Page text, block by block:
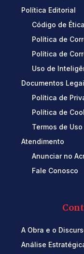
Política Editorial
Código de Ética
Política de
Política de
Uso de
Documentos
Política de
Política de
Termos de Uso
Atendimento
Anunciar no
Fale Conosco
A Obra e o
Análise